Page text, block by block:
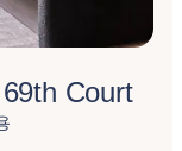
Court